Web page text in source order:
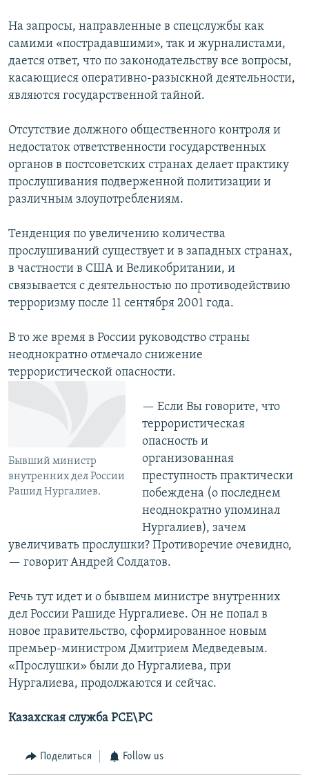
На запросы, направленные в спецслужбы как
самими «пострадавшими», так и журналистами,
дается ответ, что по законодательству все вопросы,
касающиеся оперативно-разыскной деятельности,
являются государственной тайной.
Отсутствие должного общественного контроля и
недостаток ответственности государственных
органов в постсоветских странах делает практику
прослушивания подверженной политизации и
различным злоупотреблениям.
Тенденция по увеличению количества
прослушиваний существует и в западных странах,
в частности в США и Великобритании, и
связывается с деятельностью по противодействию
терроризму после 11 сентября 2001 года.
В то же время в России руководство страны
неоднократно отмечало снижение
террористической опасности.
Бывший министр
внутренних дел России
Рашид Нургалиев.
— Если Вы говорите, что
террористическая
опасность и
организованная
преступность практически
побеждена (о последнем
неоднократно упоминал
Нургалиев), зачем
увеличивать прослушки? Противоречие очевидно,
— говорит Андрей Солдатов.
Речь тут идет и о бывшем министре внутренних
дел России Рашиде Нургалиеве. Он не попал в
новое правительство, сформированное новым
премьер-министром Дмитрием Медведевым.
«Прослушки» были до Нургалиева, при
Нургалиева, продолжаются и сейчас.
Казахская служба РСЕ\РС
Поделиться Follow us